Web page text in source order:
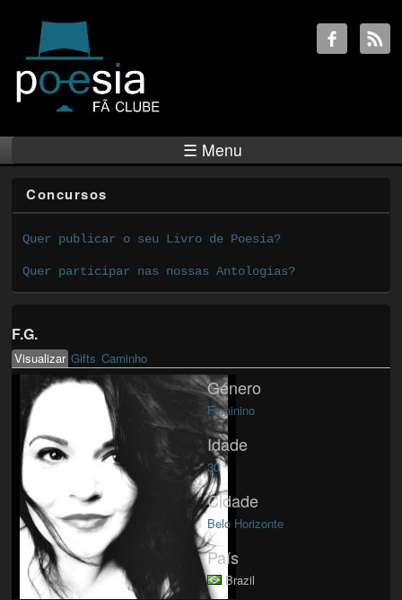
☰ Menu
Concursos
Quer publicar o seu Livro de Poesia?
Quer participar nas nossas Antologias?
F.G.
Primary tabs
Visualizar(active tab)
Gifts Caminho
Género
Feminino
Idade
30
Cidade
Belo Horizonte
País
Brazil